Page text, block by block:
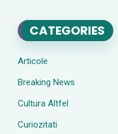
CATEGORIES
Articole
Breaking News
Cultura Altfel
Curiozitati